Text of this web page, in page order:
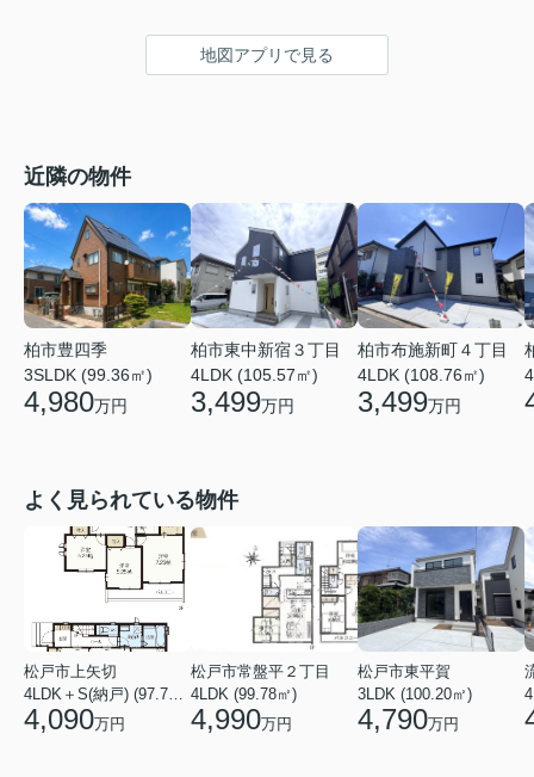
地図アプリで見る
近隣の物件
柏市豊四季
3SLDK (99.36㎡)
4,980万円
柏市東中新宿３丁目
4LDK (105.57㎡)
3,499万円
柏市布施新町４丁目
4LDK (108.76㎡)
3,499万円
よく見られている物件
松戸市上矢切
4LDK＋S(納戸) (97.71㎡)
4,090万円
松戸市常盤平２丁目
4LDK (99.78㎡)
4,990万円
松戸市東平賀
3LDK (100.20㎡)
4,790万円